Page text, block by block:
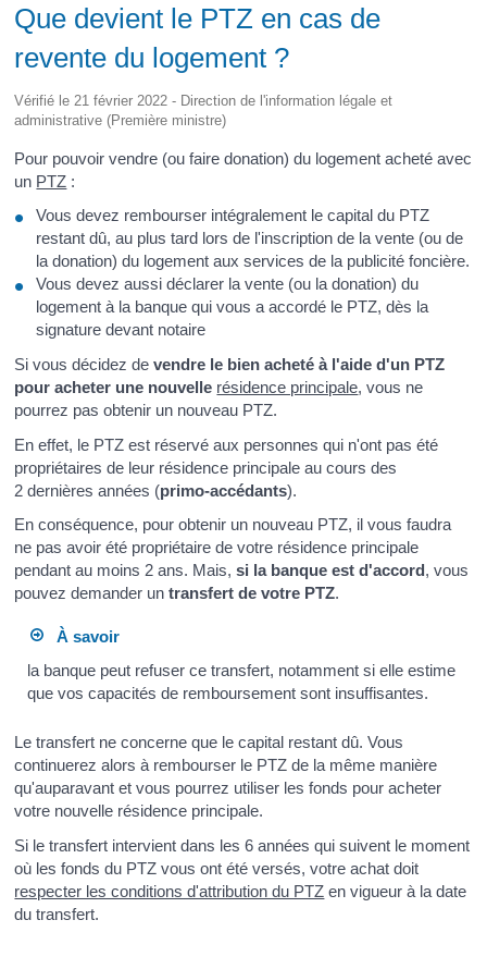
Que devient le PTZ en cas de
revente du logement ?
Vérifié le 21 février 2022 - Direction de l'information légale et
administrative (Première ministre)
Pour pouvoir vendre (ou faire donation) du logement acheté avec
un PTZ :
Vous devez rembourser intégralement le capital du PTZ
restant dû, au plus tard lors de l'inscription de la vente (ou de
la donation) du logement aux services de la publicité foncière.
Vous devez aussi déclarer la vente (ou la donation) du
logement à la banque qui vous a accordé le PTZ, dès la
signature devant notaire
Si vous décidez devendre le bien acheté à l'aide d'un PTZ
pour acheter une nouvelle résidence principale, vous ne
pourrez pas obtenir un nouveau PTZ.
En effet, le PTZ est réservé aux personnes qui n'ont pas été
propriétaires de leur résidence principale au cours des
2 dernières années (primo-accédants).
En conséquence, pour obtenir un nouveau PTZ, il vous faudra
ne pas avoir été propriétaire de votre résidence principale
pendant au moins 2 ans. Mais,si la banque est d'accord, vous
pouvez demander untransfert de votre PTZ.
À savoir
la banque peut refuser ce transfert, notamment si elle estime
que vos capacités de remboursement sont insuffisantes.
Le transfert ne concerne que le capital restant dû. Vous
continuerez alors à rembourser le PTZ de la même manière
qu'auparavant et vous pourrez utiliser les fonds pour acheter
votre nouvelle résidence principale.
Si le transfert intervient dans les 6 années qui suivent le moment
où les fonds du PTZ vous ont été versés, votre achat doit
respecter les conditions d'attribution du PTZ en vigueur à la date
du transfert.